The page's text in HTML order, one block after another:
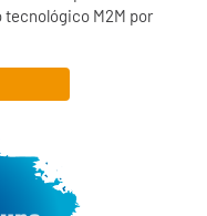
M2M por